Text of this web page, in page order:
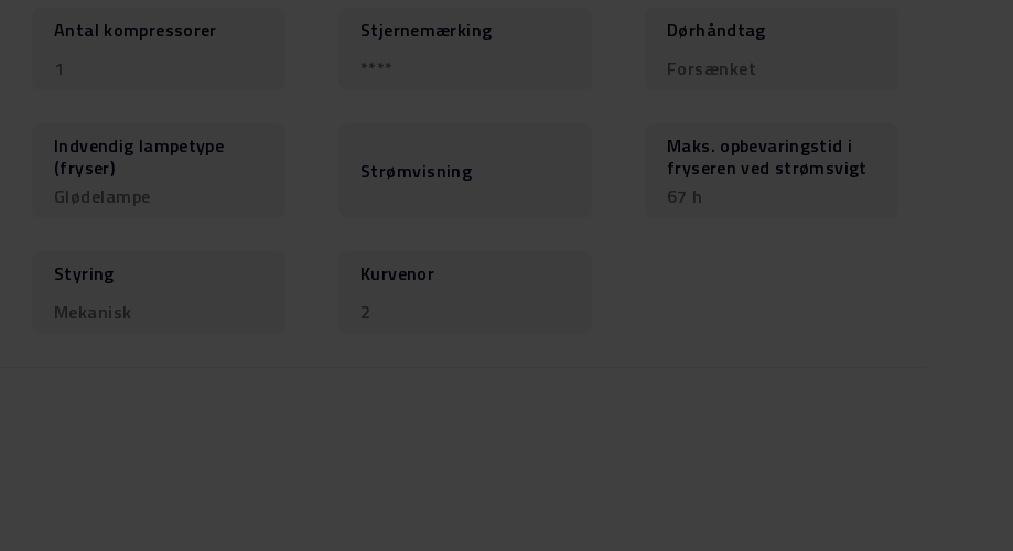
Antal kompressorer
1
Stjernemærking
****
Dørhåndtag
Forsænket
Indvendig lampetype
(fryser)
Glødelampe
Strømvisning
Maks. opbevaringstid i
fryseren ved strømsvigt
67 h
Styring
Mekanisk
Kurvenor
2